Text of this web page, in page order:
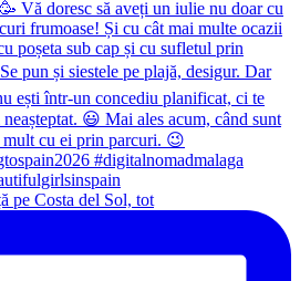
pe Costa del Sol, tot